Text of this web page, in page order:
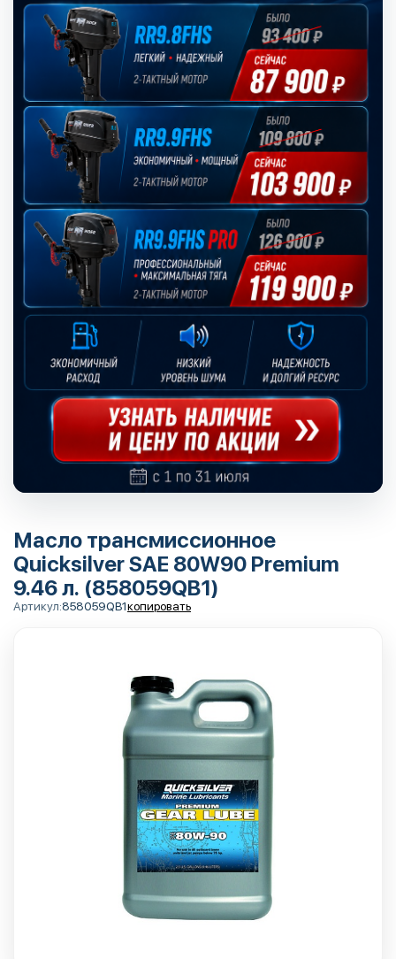
Масло трансмиссионное
Quicksilver SAE 80W90 Premium
9.46 л. (858059QB1)
Артикул:858059QB1копировать